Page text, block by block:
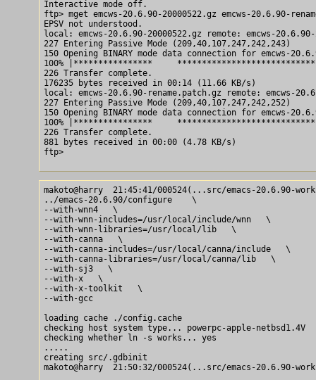
Interactive mode off.
ftp> mget emcws-20.6.90-20000522.gz emcws-20.6.90-
EPSV not understood.
local: emcws-20.6.90-20000522.gz remote: emcws-20.6.90-
227 Entering Passive Mode (209,40,107,247,242,243)
150 Opening BINARY mode data connection for emcws-
100% |****************
226 Transfer complete.
176235 bytes received in 00:14 (11.66 KB/s)
local: emcws-20.6.90-rename.patch.gz remote: emcws-
227 Entering Passive Mode (209,40,107,247,242,252)
150 Opening BINARY mode data connection for emcws-
100% |****************
226 Transfer complete.
881 bytes received in 00:00 (4.78 KB/s)
ftp>
makoto@harry  21:45:41/000524(...src/emacs-20.6.90-
../emacs-20.6.90/configure    \
--with-wnn4   \
--with-wnn-includes=/usr/local/include/wnn   \
--with-wnn-libraries=/usr/local/lib   \
--with-canna   \
--with-canna-includes=/usr/local/canna/include   \
--with-canna-libraries=/usr/local/canna/lib   \
--with-sj3   \
--with-x   \
--with-x-toolkit   \
--with-gcc
loading cache ./config.cache
checking host system type... powerpc-apple-netbsd1.4V
checking whether ln -s works... yes
.....
creating src/.gdbinit
makoto@harry  21:50:32/000524(...src/emacs-20.6.90-